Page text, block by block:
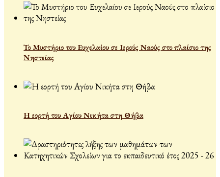
Το Μυστήριο του Ευχελαίου σε Ιερούς Ναούς στο πλαίσιο της
Νηστείας
Η εορτή του Αγίου Νικήτα στη Θήβα